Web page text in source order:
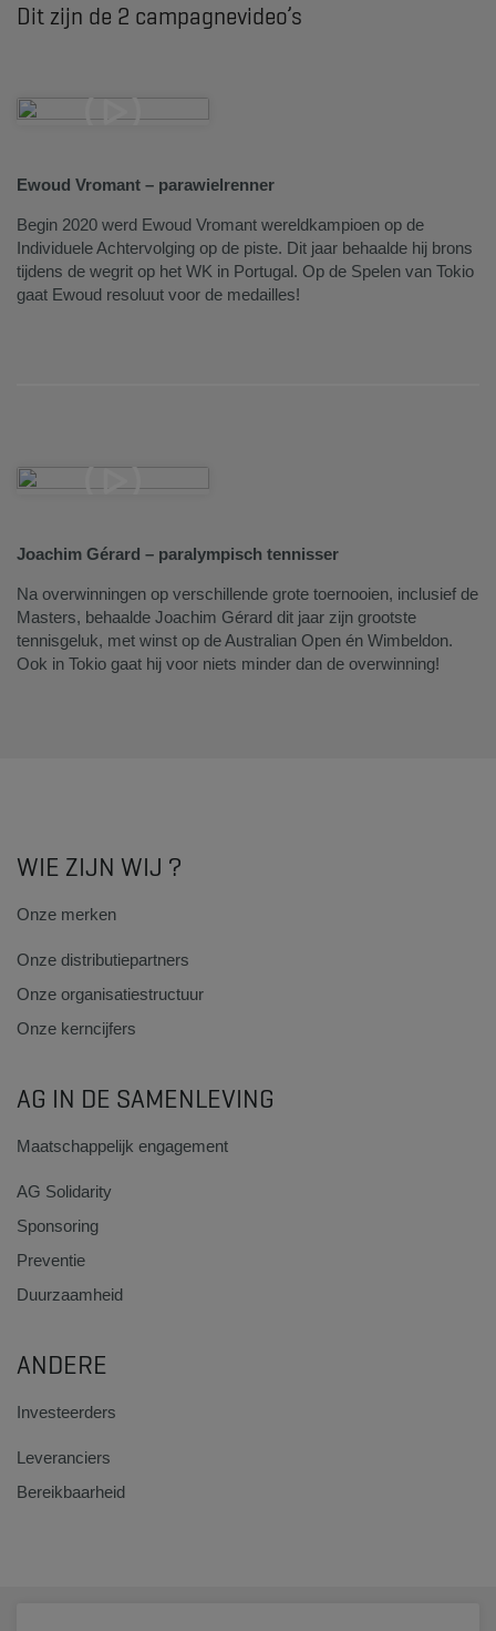
Dit zijn de 2 campagnevideo’s
Ewoud Vromant – parawielrenner
Begin 2020 werd Ewoud Vromant wereldkampioen op de
Individuele Achtervolging op de piste. Dit jaar behaalde hij brons
tijdens de wegrit op het WK in Portugal. Op de Spelen van Tokio
gaat Ewoud resoluut voor de medailles!
Joachim Gérard – paralympisch tennisser
Na overwinningen op verschillende grote toernooien, inclusief de
Masters, behaalde Joachim Gérard dit jaar zijn grootste
tennisgeluk, met winst op de Australian Open én Wimbeldon.
Ook in Tokio gaat hij voor niets minder dan de overwinning!
WIE ZIJN WIJ ?
Onze merken
Onze distributiepartners
Onze organisatiestructuur
Onze kerncijfers
AG IN DE SAMENLEVING
Maatschappelijk engagement
AG Solidarity
Sponsoring
Preventie
Duurzaamheid
ANDERE
Investeerders
Leveranciers
Bereikbaarheid